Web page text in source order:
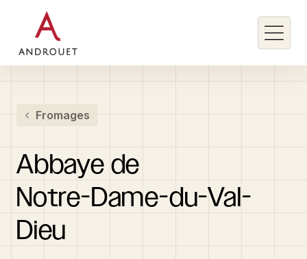
Rechercher un mot clé
Fromages
Abbaye de
Notre-Dame-du-Val-
Dieu